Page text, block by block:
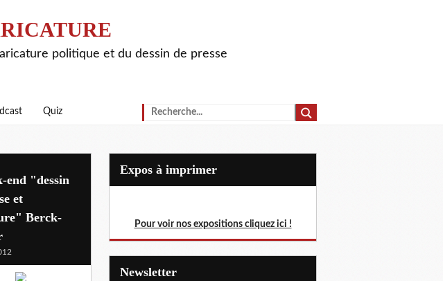
politique et du dessin de presse
Quiz
end "dessin
et
Berck-
Expos à imprimer
Pour voir nos expositions cliquez ici !
Newsletter